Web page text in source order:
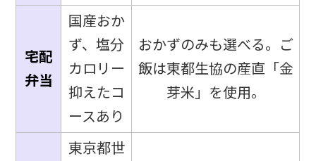
宅配
弁当
国産おか
ず、塩分
カロリー
抑えたコ
ースあり
おかずのみも選べる。ご
飯は東都生協の産直「金
芽米」を使用。
東京都世